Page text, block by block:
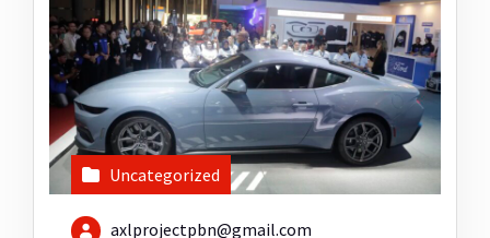
Uncategorized
axlprojectpbn@gmail.com